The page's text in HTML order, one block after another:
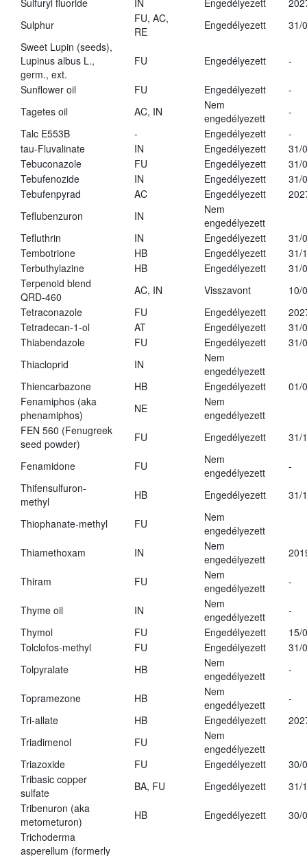
Sulfuryl fluoride
IN Engedélyezett
Sulphur
FU, AC,
RE
Engedélyezett
31/
Sweet Lupin (seeds),
Lupinus albus L.,
germ., ext.
FU Engedélyezett -
Sunflower oil FU Engedélyezett
-
Tagetes oil
AC, IN
Nem
engedélyezett
-
Talc E553B
- Engedélyezett
-
tau-Fluvalinate
IN Engedélyezett
31/
Tebuconazole
FU Engedélyezett
31/
Tebufenozide
IN Engedélyezett
31/
Tebufenpyrad
AC Engedélyezett
Teflubenzuron
IN
Nem
engedélyezett
Tefluthrin
IN Engedélyezett
31/
Tembotrione
HB Engedélyezett
31/
Terbuthylazine
HB Engedélyezett
31/
Terpenoid blend
QRD-460
AC, IN Visszavont
10/
Tetraconazole
FU Engedélyezett
Tetradecan-1-ol
AT Engedélyezett
31/
Thiabendazole
FU Engedélyezett
31/
Thiacloprid
IN
Nem
engedélyezett
Thiencarbazone
HB Engedélyezett
01/
Fenamiphos (aka
phenamiphos)
NE
Nem
engedélyezett
FEN 560 (Fenugreek
seed powder)
FU Engedélyezett 31/
Fenamidone FU
Nem
engedélyezett
-
Thifensulfuron-
methyl
HB Engedélyezett 31/
Thiophanate-methyl FU
Nem
engedélyezett
Thiamethoxam
IN
Nem
engedélyezett
Thiram FU
Nem
engedélyezett
-
Thyme oil IN
Nem
engedélyezett
-
Thymol
FU Engedélyezett
15/
Tolclofos-methyl
FU Engedélyezett
31/
Tolpyralate
HB
Nem
engedélyezett
-
Topramezone HB
Nem
engedélyezett
-
Tri-allate
HB Engedélyezett
Triadimenol
FU
Nem
engedélyezett
Triazoxide
FU Engedélyezett
30/
Tribasic copper
sulfate
BA, FU Engedélyezett
31/
Tribenuron (aka
metometuron)
HB Engedélyezett
30/
Trichoderma
asperellum (formerly